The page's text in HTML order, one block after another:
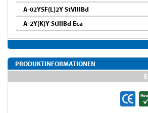
A-02YSF(L)2Y StVIIIBd
A-2Y(K)Y StIIIBd Eca
PRODUKTINFORMATIONEN